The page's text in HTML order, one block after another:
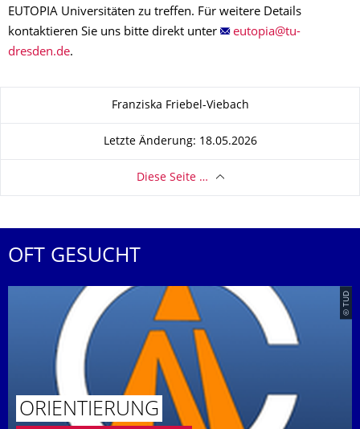
EUTOPIA Universitäten zu treffen. Für weitere Details
kontaktieren Sie uns bitte direkt unter
.
Zu dieser SeiteFranziska Friebel-Viebach
Letzte Änderung: 18.05.2026
Diese Seite …
OFT GESUCHT
© TUD
ORIENTIERUNG